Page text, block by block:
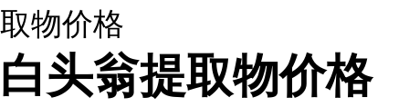
取物价格
白头翁提取物价格